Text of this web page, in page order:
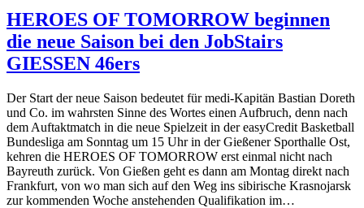
HEROES OF TOMORROW beginnen
die neue Saison bei den JobStairs
GIESSEN 46ers
Der Start der neue Saison bedeutet für medi-Kapitän Bastian Doreth
und Co. im wahrsten Sinne des Wortes einen Aufbruch, denn nach
dem Auftaktmatch in die neue Spielzeit in der easyCredit Basketball
Bundesliga am Sonntag um 15 Uhr in der Gießener Sporthalle Ost,
kehren die HEROES OF TOMORROW erst einmal nicht nach
Bayreuth zurück. Von Gießen geht es dann am Montag direkt nach
Frankfurt, von wo man sich auf den Weg ins sibirische Krasnojarsk
zur kommenden Woche anstehenden Qualifikation im…